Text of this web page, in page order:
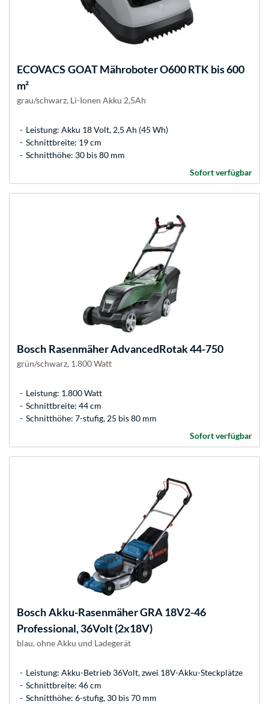
ECOVACS GOAT Mähroboter O600 RTK bis 600
m²
grau/schwarz, Li-Ionen Akku 2,5Ah
Leistung: Akku 18 Volt, 2,5 Ah (45 Wh)
Schnittbreite: 19 cm
Schnitthöhe: 30 bis 80 mm
Sofort verfügbar
Bosch Rasenmäher AdvancedRotak 44-750
grün/schwarz, 1.800 Watt
Leistung: 1.800 Watt
Schnittbreite: 44 cm
Schnitthöhe: 7-stufig, 25 bis 80 mm
Sofort verfügbar
BoschAkku-Rasenmäher GRA 18V2-46
Professional, 36Volt (2x18V)
blau, ohne Akku und Ladegerät
Leistung: Akku-Betrieb 36Volt, zwei 18V-Akku-Steckplätze
Schnittbreite: 46 cm
Schnitthöhe: 6-stufig, 30 bis 70 mm